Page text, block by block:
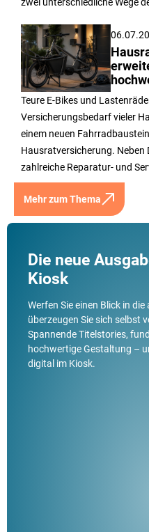
Teure E-Bikes und
Versicherungsbedarf vieler
einem neuen
Hausratversicherung.
zahlreiche Reparatur- und
Mehr zum Thema
Die neue
Kiosk
Werfen Sie einen Blick in
überzeugen Sie sich selbst
Spannende Titelstories,
hochwertige Gestaltung –
digital im Kiosk.